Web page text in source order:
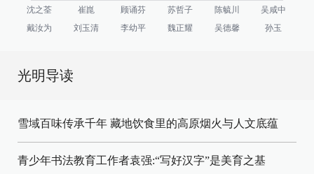
沈之荃 崔崑 顾诵芬 苏哲子 陈毓川
吴咸中
戴汝为
刘玉清 李幼平 魏正耀 吴德馨 孙玉
光明导读
雪域百味传承千年 藏地饮食里的高原烟火与人文底蕴
青少年书法教育工作者袁强:“写好汉字”是美育之基